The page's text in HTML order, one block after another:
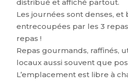
distribué et affiché partout.
Les journées sont denses, et
entrecoupées par les 3
repas !
Repas gourmands, raffinés,
locaux aussi souvent que
L’emplacement est libre à